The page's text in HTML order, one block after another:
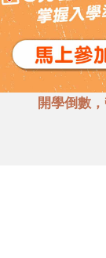
開學倒數